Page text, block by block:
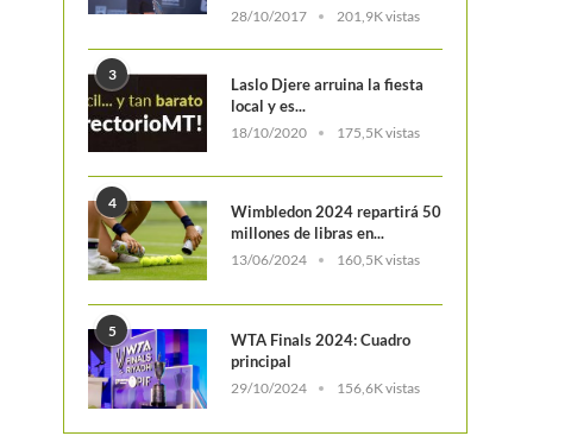
28/10/2017 201,9K vistas
3
Laslo Djere arruina la fiesta
local y es...
18/10/2020 175,5K vistas
4
Wimbledon 2024 repartirá 50
millones de libras en...
13/06/2024 160,5K vistas
5
WTA Finals 2024: Cuadro
principal
29/10/2024 156,6K vistas